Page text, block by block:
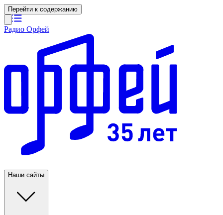
Перейти к содержанию
Радио Орфей
Наши сайты